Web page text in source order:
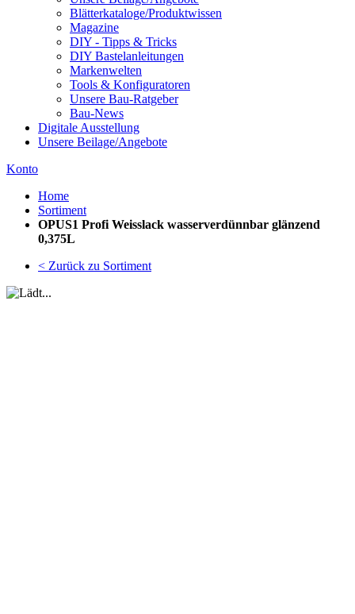
Blätterkataloge/Produktwissen
Magazine
DIY - Tipps & Tricks
DIY Bastelanleitungen
Markenwelten
Tools & Konfiguratoren
Unsere Bau-Ratgeber
Bau-News
Digitale Ausstellung
Unsere Beilage/Angebote
Konto
Home
Sortiment
OPUS1 Profi Weisslack wasserverdünnbar glänzend
0,375L
< Zurück zu Sortiment